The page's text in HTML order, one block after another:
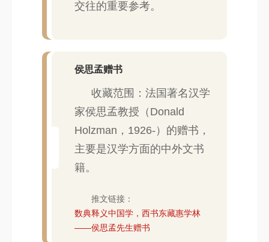
交往的重要参考。
侯思孟赠书
收藏范围：法国著名汉学
家侯思孟教授（Donald
Holzman，1926-）的赠书，
主要是汉学方面的中外文书
籍。
推文链接：
数典释义中国学，西书东藏惠学林
——侯思孟先生赠书